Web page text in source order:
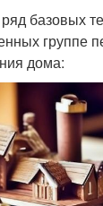
базовых
группе
дома: